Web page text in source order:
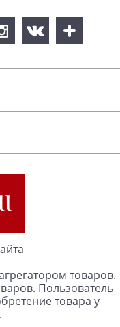
товаров.
Пользователь
товара у